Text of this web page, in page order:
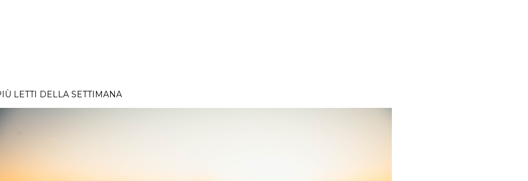
LETTI DELLA SETTIMANA